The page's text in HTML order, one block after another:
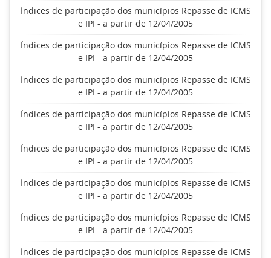
Índices de participação dos municípios Repasse de ICMS
e IPI - a partir de 12/04/2005
Índices de participação dos municípios Repasse de ICMS
e IPI - a partir de 12/04/2005
Índices de participação dos municípios Repasse de ICMS
e IPI - a partir de 12/04/2005
Índices de participação dos municípios Repasse de ICMS
e IPI - a partir de 12/04/2005
Índices de participação dos municípios Repasse de ICMS
e IPI - a partir de 12/04/2005
Índices de participação dos municípios Repasse de ICMS
e IPI - a partir de 12/04/2005
Índices de participação dos municípios Repasse de ICMS
e IPI - a partir de 12/04/2005
Índices de participação dos municípios Repasse de ICMS